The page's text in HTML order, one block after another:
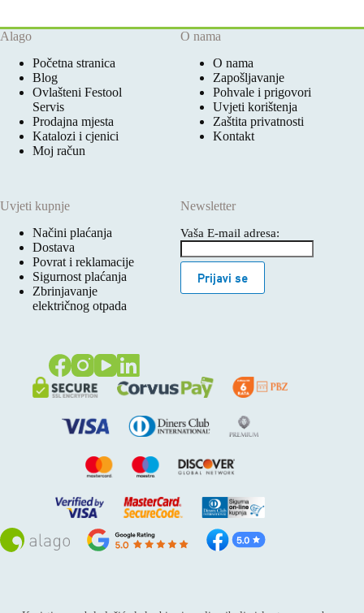
Alago
Početna stranica
Blog
Ovlašteni Festool
Servis
Prodajna mjesta
Katalozi i cjenici
Moj račun
O nama
O nama
Zapošljavanje
Pohvale i prigovori
Uvjeti korištenja
Zaštita privatnosti
Kontakt
Uvjeti kupnje
Načini plaćanja
Dostava
Povrat i reklamacije
Sigurnost plaćanja
Zbrinjavanje
električnog otpada
Newsletter
Vaša E-mail adresa:
Prijavi se
Sva prava pridržana © 2026 Alago